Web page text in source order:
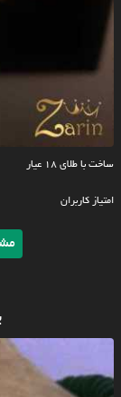
ساخت با طلای ۱۸ عیار
امتیاز کاربران